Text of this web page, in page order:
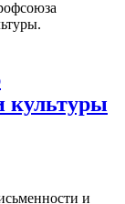
культуры